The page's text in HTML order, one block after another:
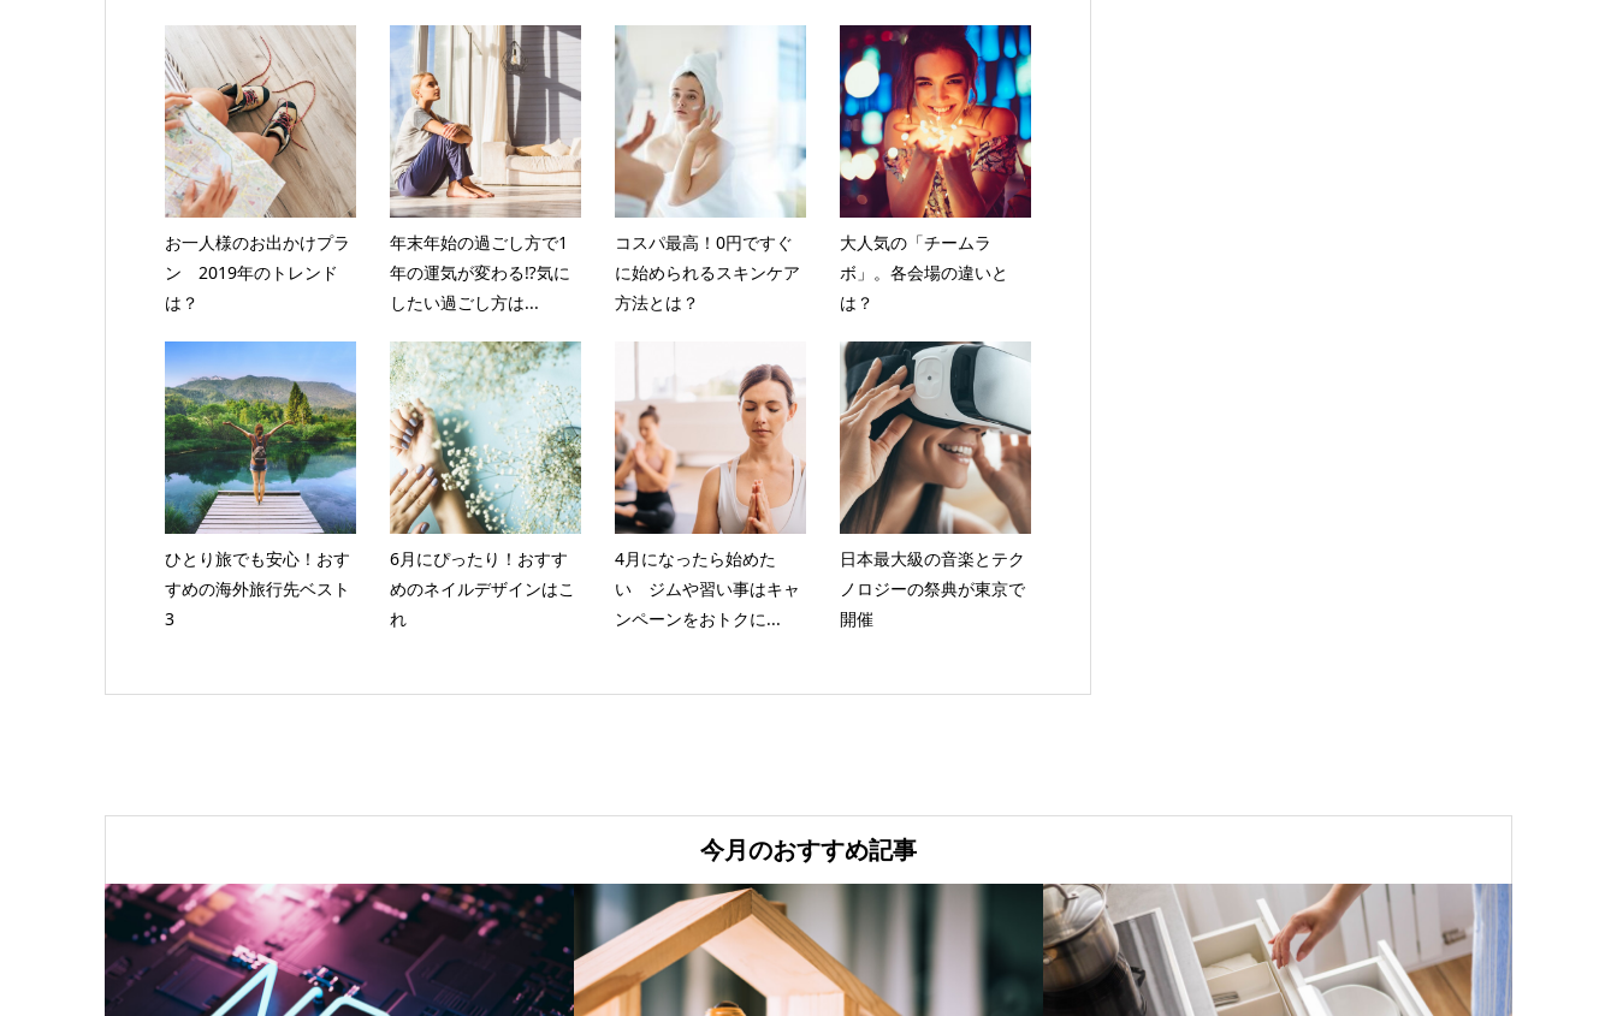
お一人様のお出かけプラ
ン 2019年のトレンド
は？
年末年始の過ごし方で1
年の運気が変わる⁉気に
したい過ごし方は...
コスパ最高！0円ですぐ
に始められるスキンケア
方法とは？
大人気の「チームラ
ボ」。各会場の違いと
は？
ひとり旅でも安心！おす
すめの海外旅行先ベスト
3
6月にぴったり！おすす
めのネイルデザインはこ
れ
4月になったら始めた
い ジムや習い事はキャ
ンペーンをおトクに...
日本最大級の音楽とテク
ノロジーの祭典が東京で
開催
今月のおすすめ記事